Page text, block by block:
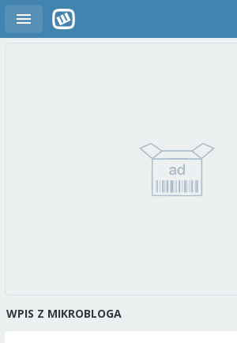
WPIS Z MIKROBLOGA